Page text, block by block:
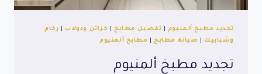
تجديد مطبخ ألمنيوم تفصيل مطابخ| خزائن ودولاب|
رخام
وشبابيك| صيانة مطابخ| مطابخ ألمنيوم
تجديد مطبخ ألمنيوم